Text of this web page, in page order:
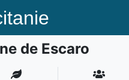
de Escaro